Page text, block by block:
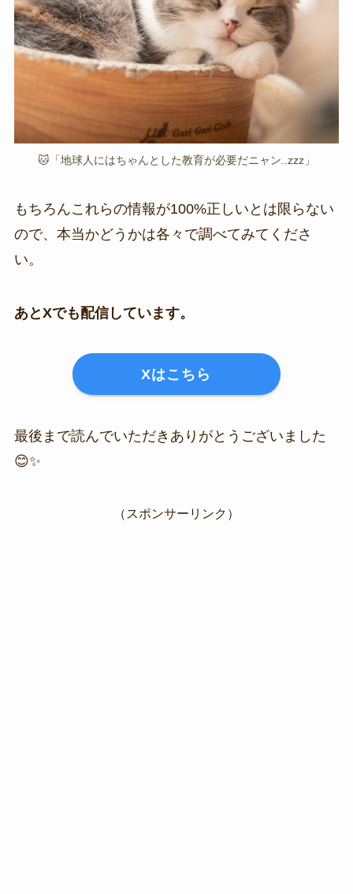
🐱「地球人にはちゃんとした教育が必要だニャン..zzz」
もちろんこれらの情報が100%正しいとは限らない
ので、本当かどうかは各々で調べてみてくださ
い。
あとXでも配信しています。
Xはこちら
最後まで読んでいただきありがとうございました
😊✨
（スポンサーリンク）